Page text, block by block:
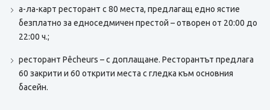
а-ла-карт ресторант с 80 места, предлагащ едно ястие
безплатно за едноседмичен престой – отворен от 20:00 до
22:00 ч.;
ресторант Pêcheurs – с доплащане. Ресторантът предлага
60 закрити и 60 открити места с гледка към основния
басейн.